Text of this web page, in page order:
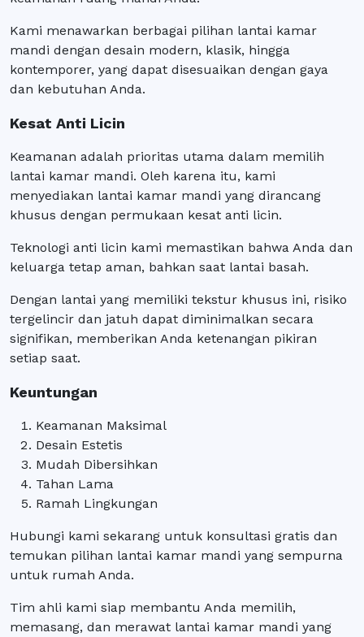
Kami menawarkan berbagai pilihan lantai kamar
mandi dengan desain modern, klasik, hingga
kontemporer, yang dapat disesuaikan dengan gaya
dan kebutuhan Anda.
Kesat Anti Licin
Keamanan adalah prioritas utama dalam memilih
lantai kamar mandi. Oleh karena itu, kami
menyediakan lantai kamar mandi yang dirancang
khusus dengan permukaan kesat anti licin.
Teknologi anti licin kami memastikan bahwa Anda dan
keluarga tetap aman, bahkan saat lantai basah.
Dengan lantai yang memiliki tekstur khusus ini, risiko
tergelincir dan jatuh dapat diminimalkan secara
signifikan, memberikan Anda ketenangan pikiran
setiap saat.
Keuntungan
Keamanan Maksimal
Desain Estetis
Mudah Dibersihkan
Tahan Lama
Ramah Lingkungan
Hubungi kami sekarang untuk konsultasi gratis dan
temukan pilihan lantai kamar mandi yang sempurna
untuk rumah Anda.
Tim ahli kami siap membantu Anda memilih,
memasang, dan merawat lantai kamar mandi yang